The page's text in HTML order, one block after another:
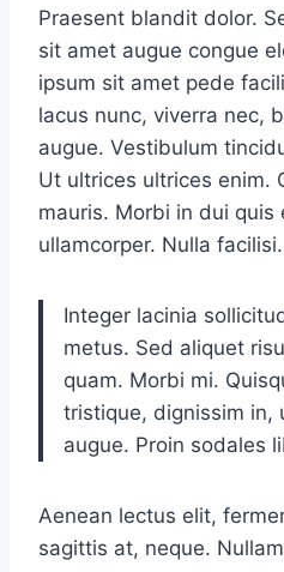
Praesent blandit dolor.
sit amet augue congue
ipsum sit amet pede
lacus nunc, viverra nec,
augue. Vestibulum
Ut ultrices ultrices enim.
mauris. Morbi in dui quis
ullamcorper. Nulla facilisi.
Integer lacinia
metus. Sed aliquet
quam. Morbi mi.
tristique, dignissim in,
augue. Proin sodales
Aenean lectus elit,
sagittis at, neque.